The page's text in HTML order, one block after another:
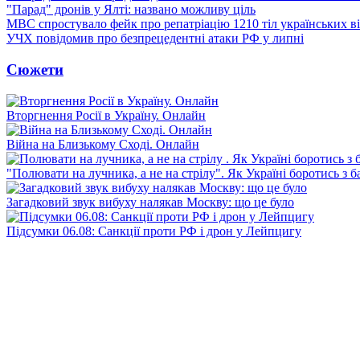
"Парад" дронів у Ялті: названо можливу ціль
МВС спростувало фейк про репатріацію 1210 тіл українських
УЧХ повідомив про безпрецедентні атаки РФ у липні
Сюжети
Вторгнення Росії в Україну. Онлайн
Війна на Близькому Сході. Онлайн
"Полювати на лучника, а не на стрілу". Як Україні боротись з
Загадковий звук вибуху налякав Москву: що це було
Підсумки 06.08: Санкції проти РФ і дрон у Лейпцигу